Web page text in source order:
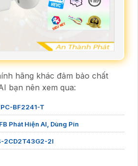
hãng khác đảm bảo chất
bạn nên xem qua:
BF2241-T
Phát Hiện AI, Dùng Pin
2CD2T43G2-2I